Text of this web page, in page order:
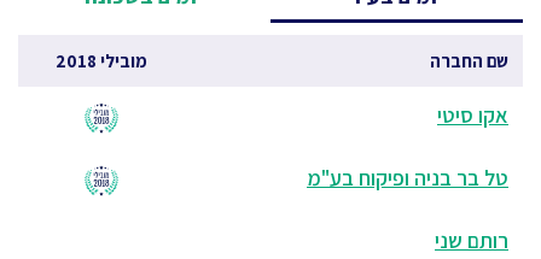
שם החברה מובילי 2018
אקו סיטי
טל בר בניה ופיקוח בע"מ
רותם שני